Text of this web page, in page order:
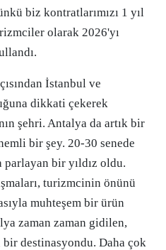
biz kontratlarımızı 1 yıl
olarak 2026'yı
İstanbul ve
dikkati çekerek
şehri. Antalya da artık bir
bir şey. 20-30 senede
bir yıldız oldu.
turizmcinin önünü
muhteşem bir ürün
zaman zaman gidilen,
destinasyondu. Daha çok